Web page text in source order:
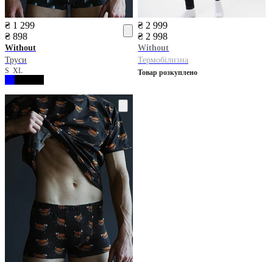
₴ 1 299
₴ 898
Without
Труси
S XL
₴ 2 999
₴ 2 998
Without
Термобілизна
Товар розкуплено